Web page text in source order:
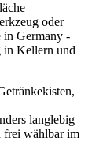
oder
in Germany -
in Kellern und
langlebig
frei wählbar im